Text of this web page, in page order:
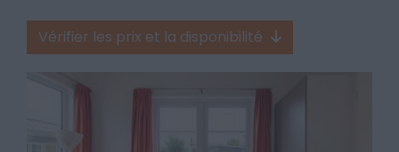
Vérifier les prix et la disponibilité